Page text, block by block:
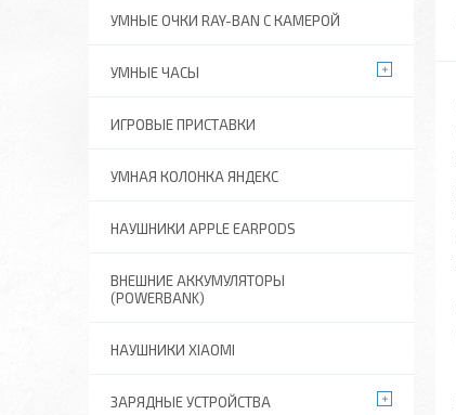
УМНЫЕ ОЧКИ RAY-BAN C КАМЕРОЙ
УМНЫЕ ЧАСЫ
ИГРОВЫЕ ПРИСТАВКИ
УМНАЯ КОЛОНКА ЯНДЕКС
НАУШНИКИ APPLE EARPODS
ВНЕШНИЕ АККУМУЛЯТОРЫ
(POWERBANK)
НАУШНИКИ XIAOMI
ЗАРЯДНЫЕ УСТРОЙСТВА